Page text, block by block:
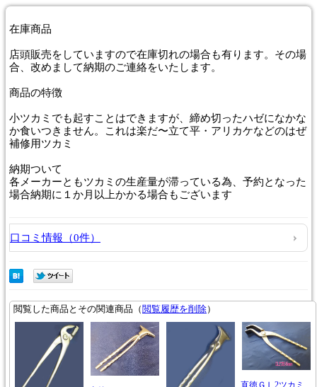
在庫商品
店頭販売をしていますので在庫切れの場合も有ります。その場
合、改めまして納期のご連絡をいたします。
商品の特徴
小ツカミでも起すことはできますが、締め切ったハゼになかな
か食いつきません。これは楽だ〜立て平・アリカケなどのはぜ
補修用ツカミ
納期ついて
各メーカーともツカミの生産量が滞っている為、予約となった
場合納期に１か月以上かかる場合もございます
口コミ情報（0件）